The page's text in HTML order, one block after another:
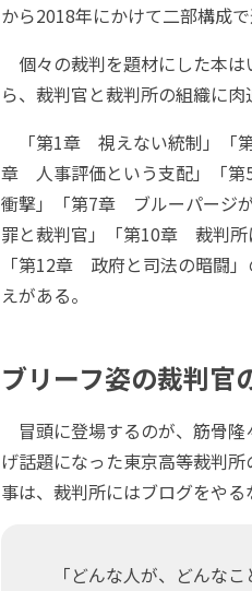
から2018年にかけて二部構成
個々の裁判を題材にした本
ら、裁判官と裁判所の組織に肉
「第1章 視えない統制」「
章 人事評価という支配」「第
衝撃」「第7章 ブルーパージ
罪と裁判官」「第10章 裁判所
「第12章 政府と司法の暗闘
えがある。
ブリーフ姿の裁判官
冒頭に登場するのが、筋骨隆
げ話題になった東京高等裁判
事は、裁判所にはブログをやる
「どんな人が、どんなこ